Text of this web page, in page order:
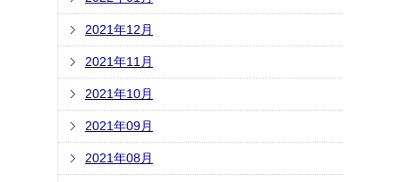
2021年12月
2021年11月
2021年10月
2021年09月
2021年08月